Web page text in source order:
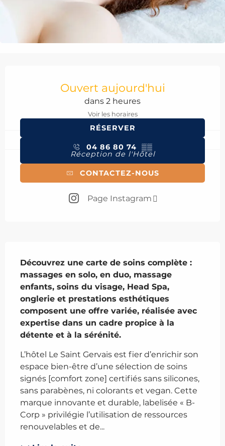
Ouvert aujourd'hui
dans 2 heures
Voir les horaires
RÉSERVER
04 86 80 74 ▒▒
Réception de l'Hôtel
CONTACTEZ-NOUS
Page Instagram
Découvrez une carte de soins complète :
massages en solo, en duo, massage
enfants, soins du visage, Head Spa,
onglerie et prestations esthétiques
composent une offre variée, réalisée avec
expertise dans un cadre propice à la
détente et à la sérénité.
L’hôtel Le Saint Gervais est fier d’enrichir son
espace bien-être d’une sélection de soins
signés [comfort zone] certifiés sans silicones,
sans parabènes, ni colorants et vegan. Cette
marque innovante et durable, labelisée « B-
Corp » privilégie l’utilisation de ressources
renouvelables et de...